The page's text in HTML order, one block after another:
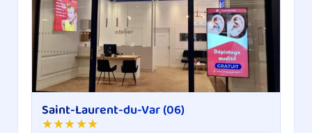
Saint-Laurent-du-Var (06)
★★★★★